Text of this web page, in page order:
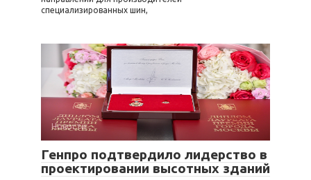
специализированных шин,
Новости
Генпро подтвердило лидерство в
проектировании высотных зданий